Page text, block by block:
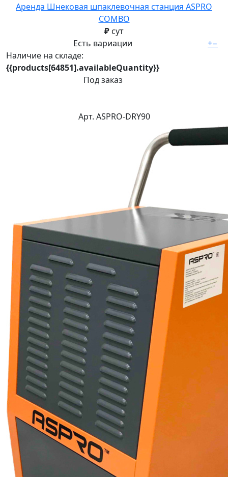
Аренда Шнековая шпаклевочная станция ASPRO
COMBO
₽ сут
Есть вариации
Наличие на складе:
{{products[64851].availableQuantity}}
Под заказ
+−
Арт. ASPRO-DRY90